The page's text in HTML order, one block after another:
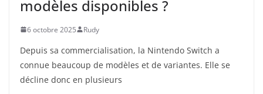
modèles disponibles ?
6 octobre 2025 Rudy
Depuis sa commercialisation, la Nintendo Switch a
connue beaucoup de modèles et de variantes. Elle se
décline donc en plusieurs